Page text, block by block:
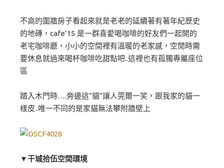
不高的圍牆房子看起來就是老老的延續著有著年紀歷史
的地磚，cafe’15 是一群喜愛喝咖啡的好友們一起開的
老宅咖啡廳，小小的空間裡有溫暖的老家感，空閒時需
要休息就過來喝杯咖啡吃甜點吧..這裡也有孤獨專屬座位
區
踏入木門時….旁邊這”貓”讓人莞爾一笑，跟我家的貓一
樣皮..唯一不同的是家貓無法攀附牆壁上
▼干城拾伍空間環境